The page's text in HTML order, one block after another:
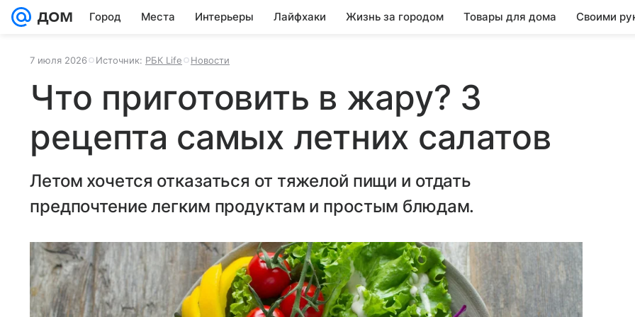
Город Места Интерьеры Лайфхаки Жизнь за городом Товары для дома Своими
7 июля 2026 Источник: РБК Life Новости
Что приготовить в жару? 3
рецепта самых летних салатов
Летом хочется отказаться от тяжелой пищи и отдать
предпочтение легким продуктам и простым блюдам.